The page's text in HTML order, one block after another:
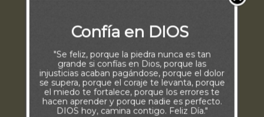
Confía en DIOS
"Se feliz, porque la piedra nunca es tan
grande si confías en Dios, porque las
injusticias acaban pagándose, porque el dolor
se supera, porque el coraje te levanta, porque
el miedo te fortalece, porque los errores te
hacen aprender y porque nadie es perfecto.
DIOS hoy, camina contigo. Feliz Día."